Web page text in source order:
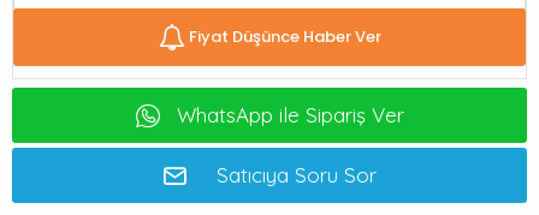
Fiyat Düşünce Haber Ver
WhatsApp ile Sipariş Ver
Satıcıya Soru Sor